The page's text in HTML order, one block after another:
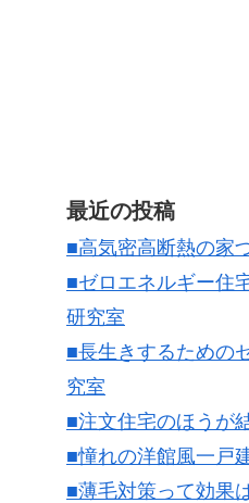
最近の投稿
■高気密高断熱の家
■ゼロエネルギー住
研究室
■長生きするための
究室
■注文住宅のほうが
■憧れの洋館風一戸
■薄毛対策って効果